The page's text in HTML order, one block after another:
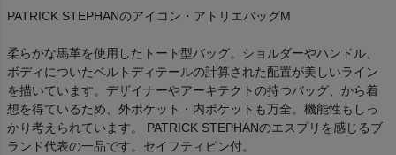
PATRICK STEPHANのアイコン・アトリエバッグM
柔らかな馬革を使用したトート型バッグ。ショルダーやハンドル、
ボディについたベルトディテールの計算された配置が美しいライン
を描いています。デザイナーやアーキテクトの持つバッグ、から着
想を得ているため、外ポケット・内ポケットも万全。機能性もしっ
かり考えられています。 PATRICK STEPHANのエスプリを感じるブ
ランド代表の一品です。セイフティピン付。